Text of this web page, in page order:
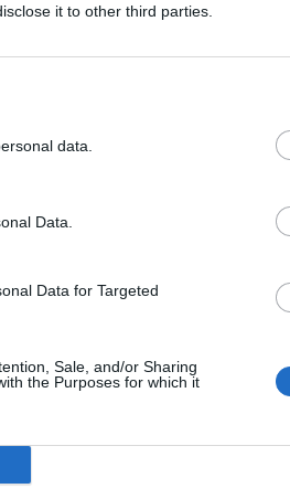
it to other third parties.
data.
Data.
Data for Targeted
Sale, and/or Sharing
the Purposes for which it